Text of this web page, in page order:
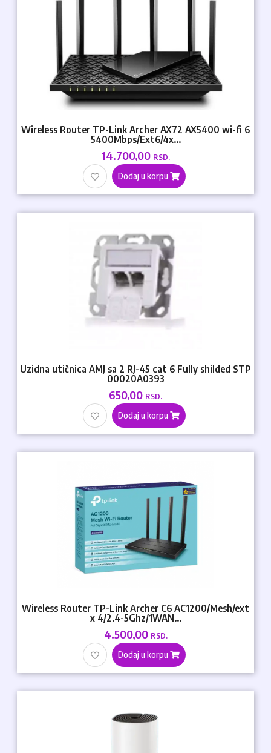
Wireless Router TP-Link Archer AX72 AX5400 wi-fi 6
5400Mbps/Ext6/4x...
14.700,00 RSD.
Dodaj u korpu
Uzidna utičnica AMJ sa 2 RJ-45 cat 6 Fully shilded STP
00020A0393
650,00 RSD.
Dodaj u korpu
Wireless Router TP-Link Archer C6 AC1200/Mesh/ext
x 4/2.4-5Ghz/1WAN...
4.500,00 RSD.
Dodaj u korpu